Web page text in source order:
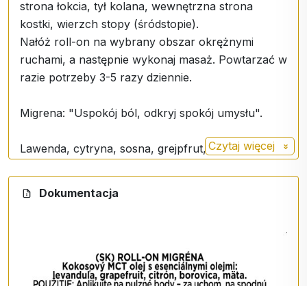
strona łokcia, tył kolana, wewnętrzna strona
kostki, wierzch stopy (śródstopie).
Nałóż roll-on na wybrany obszar okrężnymi
ruchami, a następnie wykonaj masaż. Powtarzać w
razie potrzeby 3-5 razy dziennie.
Migrena: "Uspokój ból, odkryj spokój umysłu".
Lawenda, cytryna, sosna, grejpfrut, mięta
stwardnienie rozsiane, bóle mięśni i stawów,
Czytaj więcej
Dokumentacja